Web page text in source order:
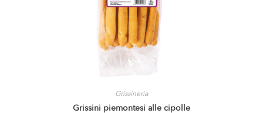
Grissineria
Grissini piemontesi alle cipolle